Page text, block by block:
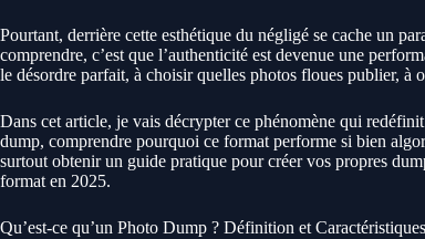
Pourtant, derrière cette esthétique du négligé se cache un
comprendre, c’est que l’authenticité est devenue une
le désordre parfait, à choisir quelles photos floues publier, à
Dans cet article, je vais décrypter ce phénomène qui
dump, comprendre pourquoi ce format performe si bien
surtout obtenir un guide pratique pour créer vos propres
format en 2025.
Qu’est-ce qu’un Photo Dump ? Définition et Caractéristiques